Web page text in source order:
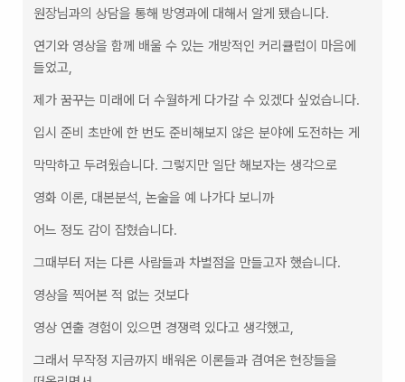
원장님과의 상담을 통해 방영과에 대해서 알게 됐습니다.
연기와 영상을 함께 배울 수 있는 개방적인 커리큘럼이 마음에
들었고,
제가 꿈꾸는 미래에 더 수월하게 다가갈 수 있겠다 싶었습니다.
입시 준비 초반에 한 번도 준비해보지 않은 분야에 도전하는 게
막막하고 두려웠습니다. 그렇지만 일단 해보자는 생각으로
영화 이론, 대본분석, 논술을 예 나가다 보니까
어느 정도 감이 잡혔습니다.
그때부터 저는 다른 사람들과 차별점을 만들고자 했습니다.
영상을 찍어본 적 없는 것보다
영상 연출 경험이 있으면 경쟁력 있다고 생각했고,
그래서 무작정 지금까지 배워온 이론들과 겸여온 현장들을